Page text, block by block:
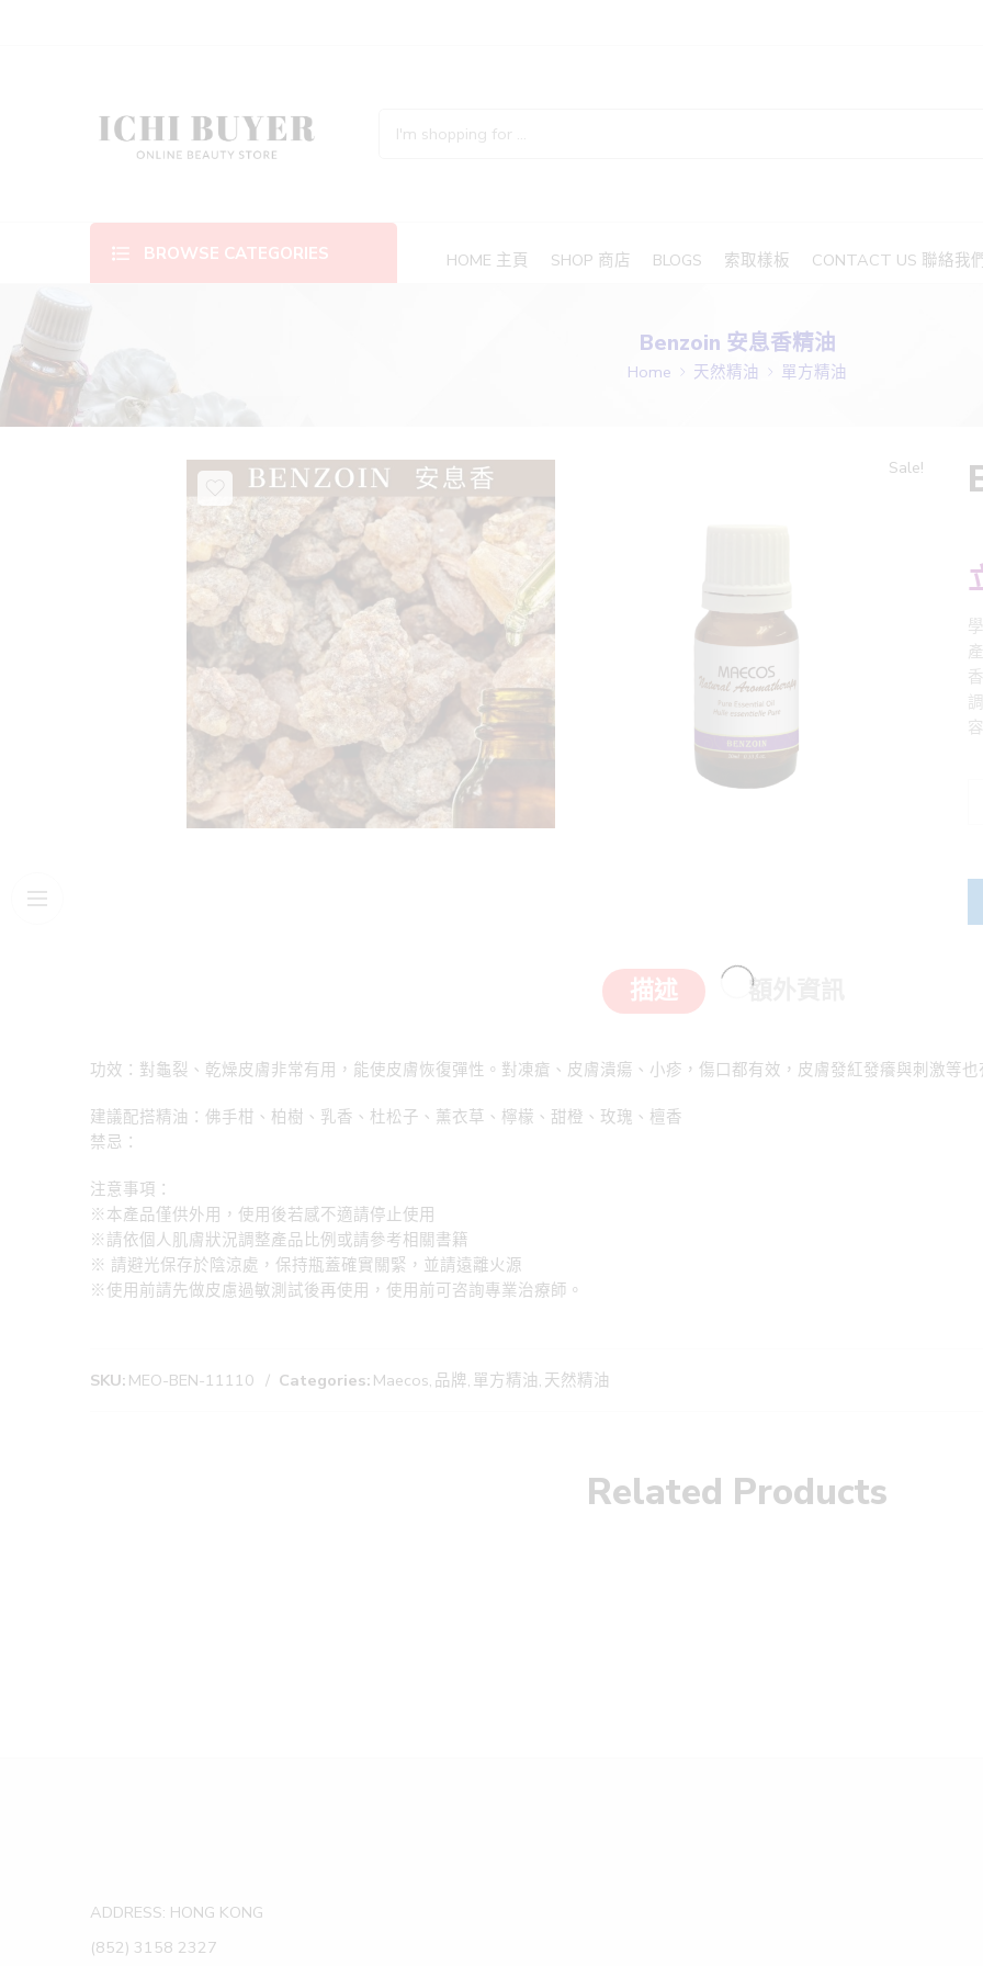
BROWSE CATEGORIES HOME 主頁 SHOP 商店 BLOGS 索取樣板 CONTACT US 聯絡我
Benzoin 安息香精油
Home 天然精油 單方精油
Sale!
描述 額外資訊
功效：對龜裂、乾燥皮膚非常有用，能使皮膚恢復彈性。對凍瘡、皮膚潰瘍、小疹，傷口都有效，皮膚發紅發癢與刺激等
建議配搭精油：佛手柑、柏樹、乳香、杜松子、薰衣草、檸檬、甜橙、玫瑰、檀香
禁忌：
注意事項：
※本產品僅供外用，使用後若感不適請停止使用
※請依個人肌膚狀況調整產品比例或請參考相關書籍
※ 請避光保存於陰涼處，保持瓶蓋確實關緊，並請遠離火源
※使用前請先做皮慮過敏測試後再使用，使用前可咨詢專業治療師。
SKU: MEO-BEN-11110 Categories: Maecos, 品牌, 單方精油, 天然精油
Related Products
ADDRESS: HONG KONG
(852) 3158 2327